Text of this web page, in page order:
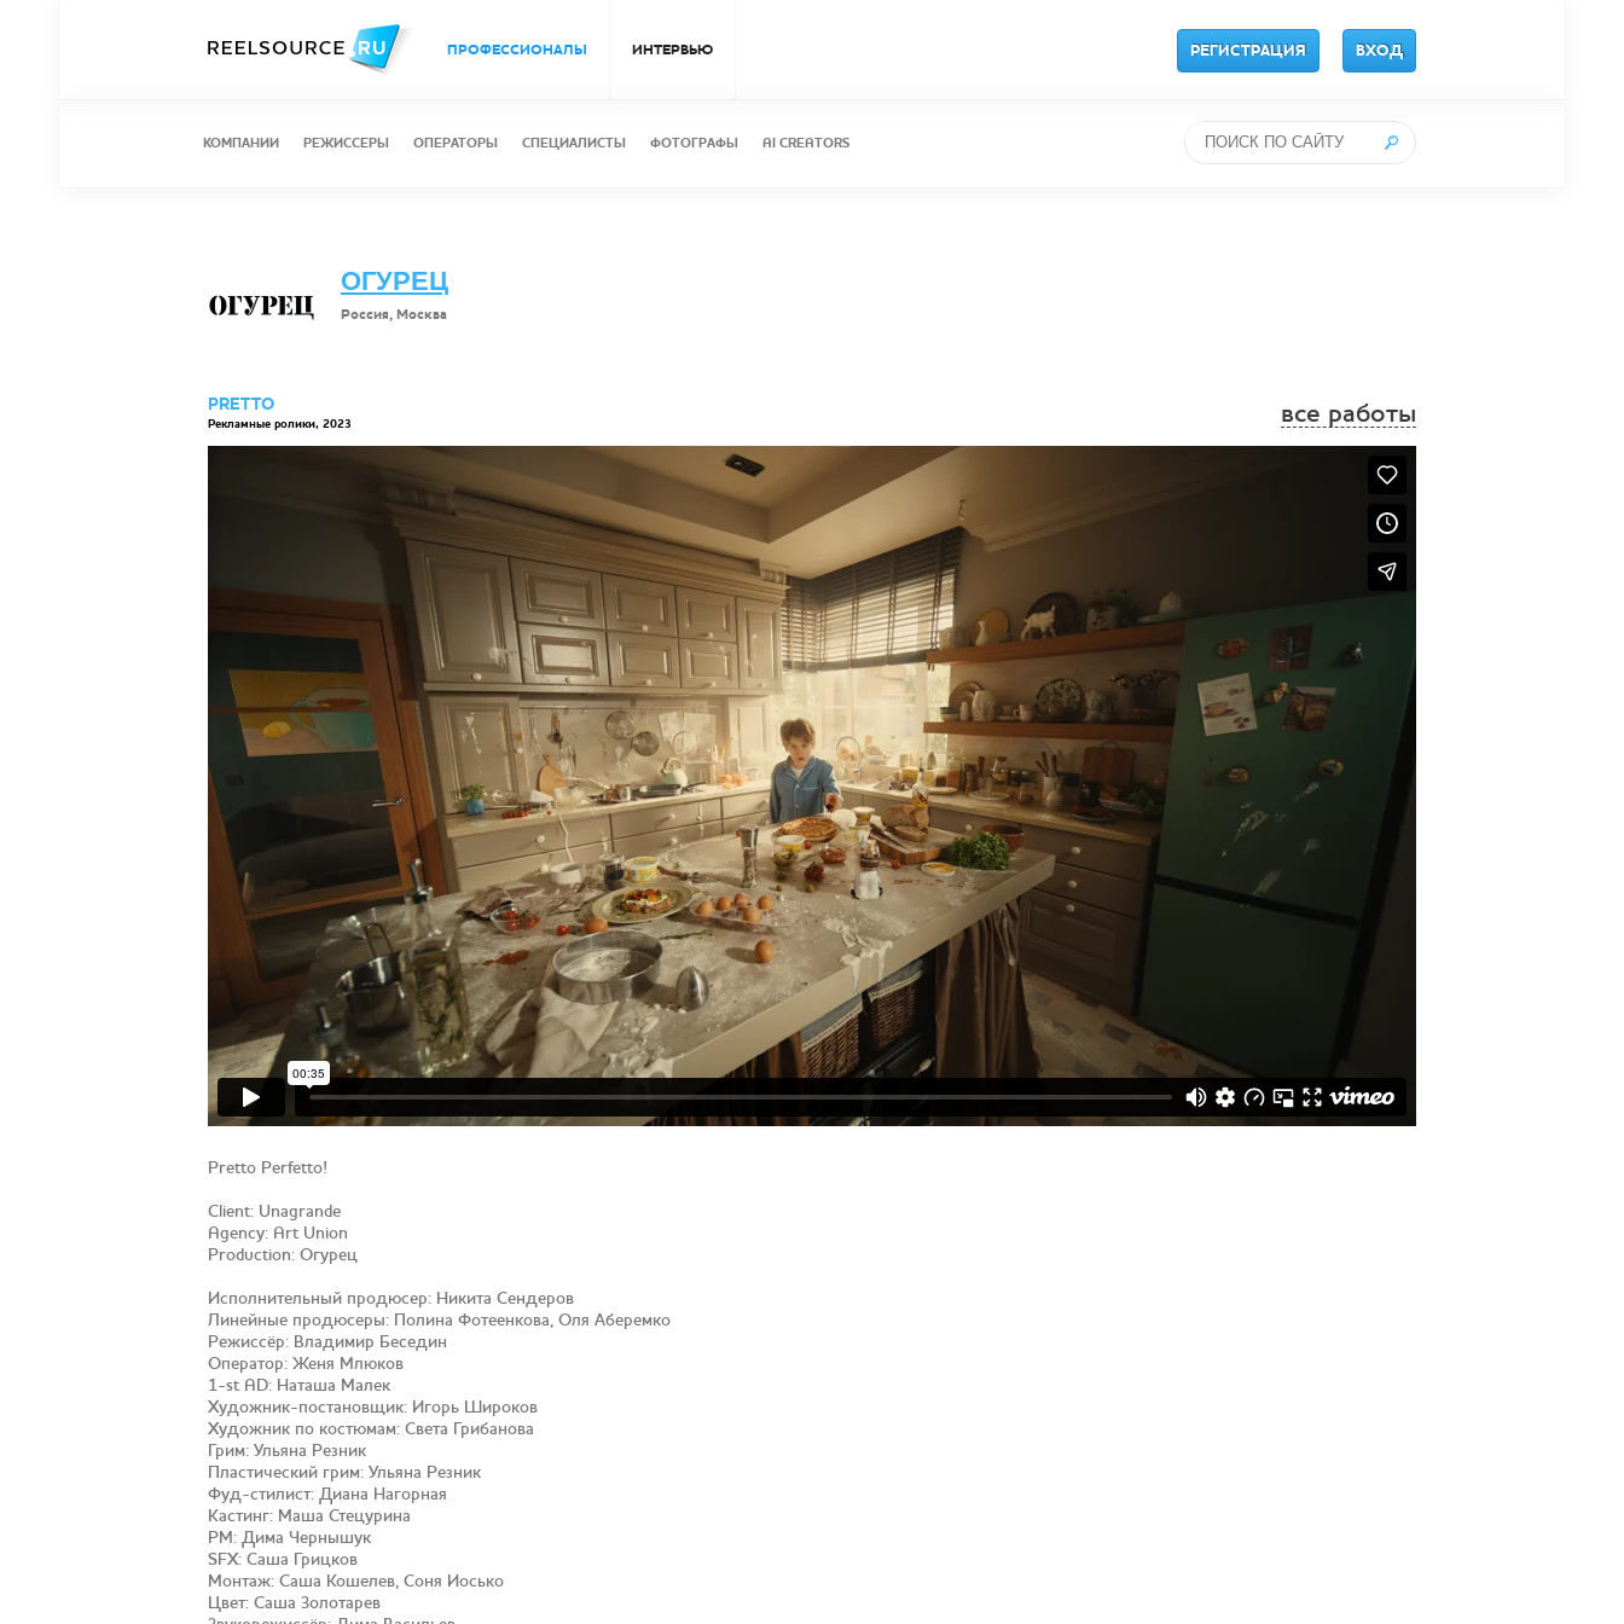
ПРОФЕССИОНАЛЫ ИНТЕРВЬЮ РЕГИСТРАЦИЯ ВХОД
КОМПАНИИ РЕЖИССЕРЫ ОПЕРАТОРЫ СПЕЦИАЛИСТЫ ФОТОГРАФЫ AI CREATORS
ОГУРЕЦ
Россия, Москва
PRETTO все работы
Рекламные ролики, 2023
Pretto Perfetto!
Client: Unagrande
Agency: Art Union
Production: Огурец
Исполнительный продюсер: Никита Сендеров
Линейные продюсеры: Полина Фотеенкова, Оля Аберемко
Режиссёр: Владимир Беседин
Оператор: Женя Млюков
1-st AD: Наташа Малек
Художник-постановщик: Игорь Широков
Художник по костюмам: Света Грибанова
Грим: Ульяна Резник
Пластический грим: Ульяна Резник
Фуд-стилист: Диана Нагорная
Кастинг: Маша Стецурина
PM: Дима Чернышук
SFX: Саша Грицков
Монтаж: Саша Кошелев, Соня Иосько
Цвет: Саша Золотарев